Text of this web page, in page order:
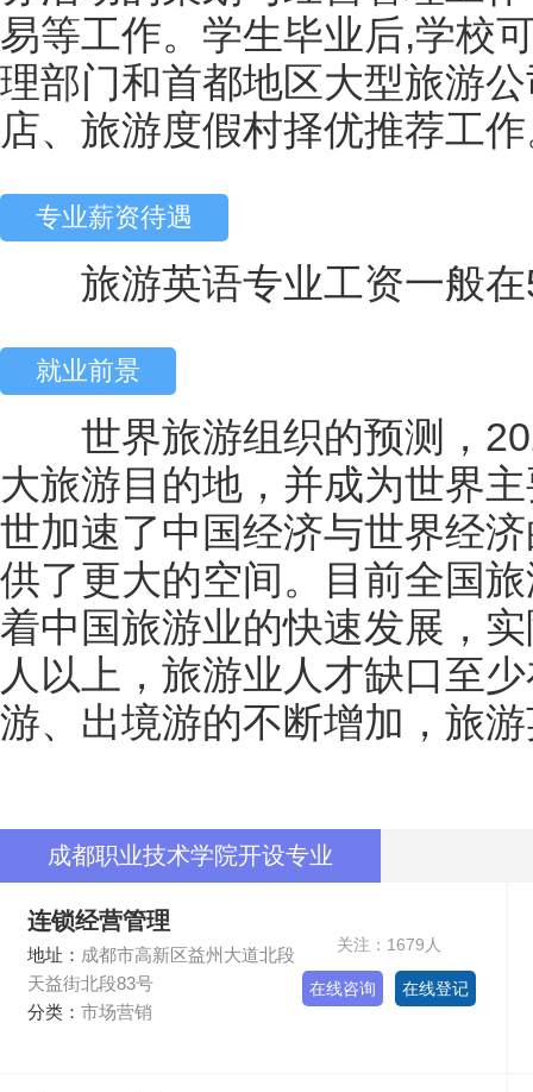
易等工作。学生毕业后,学校
理部门和首都地区大型旅游
店、旅游度假村择优推荐工
专业薪资待遇
旅游英语专业工资一般在
就业前景
世界旅游组织的预测，
大旅游目的地，并成为世界
世加速了中国经济与世界经
供了更大的空间。目前全国
着中国旅游业的快速发展，
人以上，旅游业人才缺口至
游、出境游的不断增加，旅
成都职业技术学院开设专业
连锁经营管理
地址： 成都市高新区益州大道北段
天益街北段83号
分类： 市场营销
关注：1679人
在线咨询 在线登记